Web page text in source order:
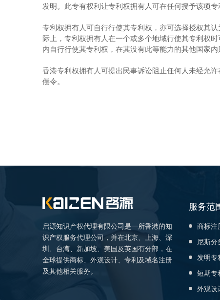
发明。此专有权利让专利权拥有人可在任何授予该项
专利权拥有人可自行行使其专利权，亦可选择授权其
际上，专利权拥有人在一个或多个地域行使其专利权
内自行行使其专利权，在其没有此等能力的其他国家内
香港专利权拥有人可提出民事诉讼阻止任何人未经允
偿令。
启源知识产权代理有限公司是一所香港的知
识产权服务代理公司，并在北京、上海、深
圳、台湾、新加坡、美国及英国有分部，在
全球提供商标、外观设计、专利及域名注册
及其他相关服务。
服务范
商标注
尼斯分
发明专
短期专
外观设